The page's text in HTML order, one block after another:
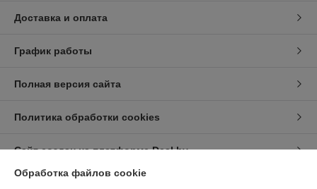
Доставка и оплата
График работы
Полная версия сайта
Политика обработки cookies
Сайт создан на платформе Deal.by
Обработка файлов cookie